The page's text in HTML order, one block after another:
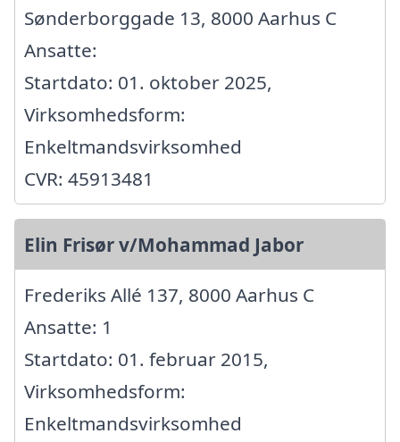
Sønderborggade 13, 8000 Aarhus C
Ansatte:
Startdato: 01. oktober 2025,
Virksomhedsform:
Enkeltmandsvirksomhed
CVR: 45913481
Elin Frisør v/Mohammad Jabor
Frederiks Allé 137, 8000 Aarhus C
Ansatte: 1
Startdato: 01. februar 2015,
Virksomhedsform:
Enkeltmandsvirksomhed